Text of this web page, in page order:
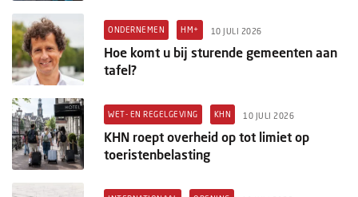
ONDERNEMEN HM+ 10 JULI 2026
Hoe komt u bij sturende gemeenten aan
tafel?
WET- EN REGELGEVING KHN 10 JULI 2026
KHN roept overheid op tot limiet op
toeristenbelasting